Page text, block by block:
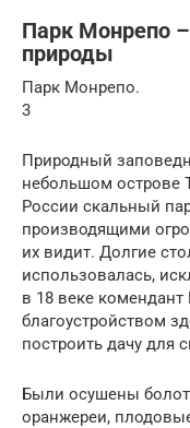
Парк Монрепо
природы
Парк Монрепо.
3
Природный
небольшом острове
России скальный
производящими
их видит. Долгие
использовалась,
в 18 веке комендант
благоустройством
построить дачу для
Были осушены
оранжереи,